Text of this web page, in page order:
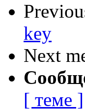
key
Next
[ теме ]